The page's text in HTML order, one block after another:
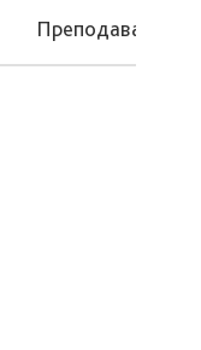
Преподаваемые